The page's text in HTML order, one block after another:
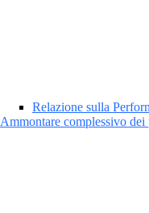
Relazione sulla
Ammontare complessivo dei